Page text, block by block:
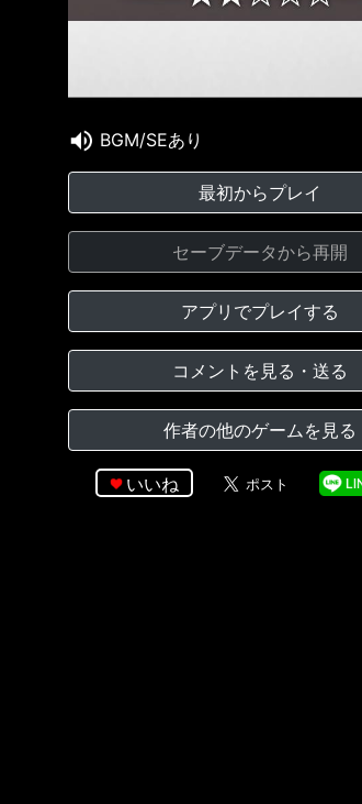
BGM/SEあり
最初からプレイ
セーブデータから再開
アプリでプレイする
コメントを見る・送る
作者の他のゲームを見る
いいね